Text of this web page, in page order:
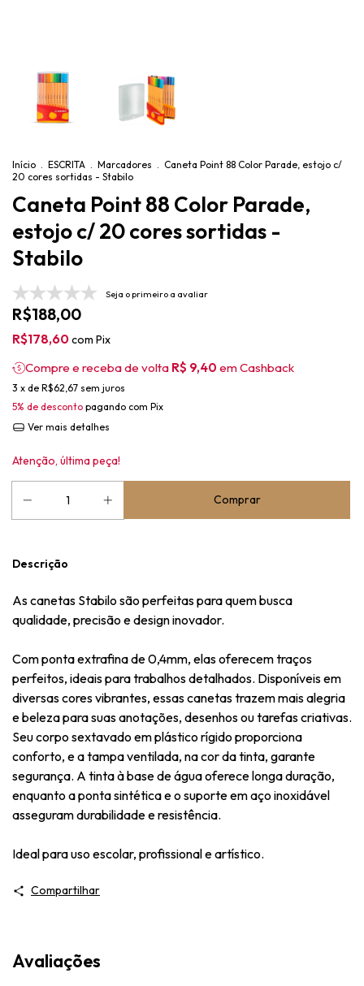
Início . ESCRITA . Marcadores . Caneta Point 88 Color Parade, estojo c/
20 cores sortidas - Stabilo
Caneta Point 88 Color Parade,
estojo c/ 20 cores sortidas -
Stabilo
Seja o primeiro a avaliar
R$188,00
R$178,60com Pix
Compre e receba de volta R$ 9,40 em Cashback
3 x de R$62,67 sem juros
5% de desconto pagando com Pix
Ver mais detalhes
Atenção, última peça!
Descrição
As canetas Stabilo são perfeitas para quem busca
qualidade, precisão e design inovador.
Com ponta extrafina de 0,4mm, elas oferecem traços
perfeitos, ideais para trabalhos detalhados. Disponíveis em
diversas cores vibrantes, essas canetas trazem mais alegria
e beleza para suas anotações, desenhos ou tarefas criativas.
Seu corpo sextavado em plástico rígido proporciona
conforto, e a tampa ventilada, na cor da tinta, garante
segurança. A tinta à base de água oferece longa duração,
enquanto a ponta sintética e o suporte em aço inoxidável
asseguram durabilidade e resistência.
Ideal para uso escolar, profissional e artístico.
Compartilhar
Avaliações